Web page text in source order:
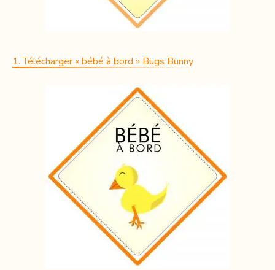
1. Télécharger « bébé à bord » Bugs Bunny